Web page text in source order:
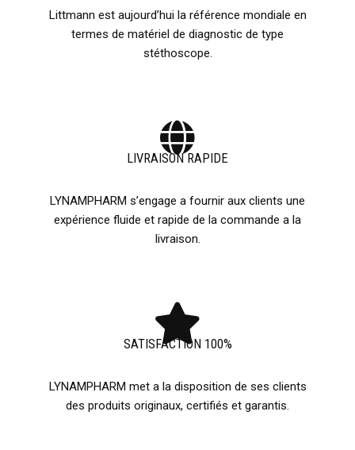
Littmann est aujourd’hui la référence mondiale en
termes de matériel de diagnostic de type
stéthoscope.
LIVRAISON RAPIDE
LYNAMPHARM s’engage a fournir aux clients une
expérience fluide et rapide de la commande a la
livraison.
SATISFACTION 100%
LYNAMPHARM met a la disposition de ses clients
des produits originaux, certifiés et garantis.